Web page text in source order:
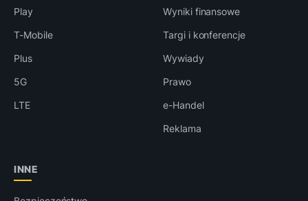
Play
T-Mobile
Plus
5G
LTE
Wyniki finansowe
Targi i konferencje
Wywiady
Prawo
e-Handel
Reklama
INNE